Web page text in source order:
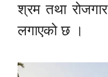
श्रम तथा
लगाएको छ ।